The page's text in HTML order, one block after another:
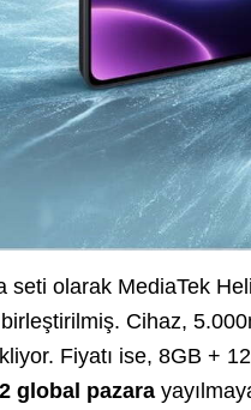
seti olarak MediaTek
Cihaz,
Fiyatı ise, 8GB +
global pazara